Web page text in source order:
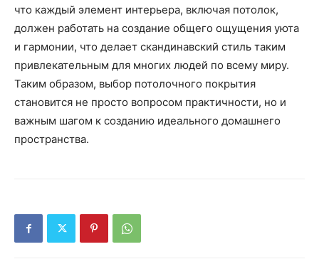
что каждый элемент интерьера, включая потолок,
должен работать на создание общего ощущения уюта
и гармонии, что делает скандинавский стиль таким
привлекательным для многих людей по всему миру.
Таким образом, выбор потолочного покрытия
становится не просто вопросом практичности, но и
важным шагом к созданию идеального домашнего
пространства.